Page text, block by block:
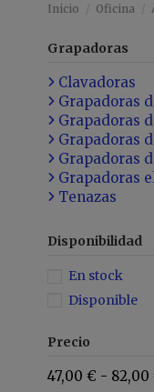
Inicio Oficina
Grapadoras
Clavadoras
Grapadoras
Grapadoras
Grapadoras
Grapadoras
Grapadoras
Tenazas
Disponibilidad
En stock
Disponible
Precio
47,00 € - 82,00